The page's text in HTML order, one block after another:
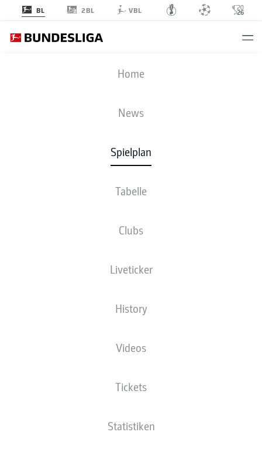
BL 2BL VBL
Home
News
Spielplan
Tabelle
Clubs
Liveticker
History
Videos
Tickets
Statistiken
ELV
AUFSTELLUNGEN
Die Startaufstellung wird 60 Minuten vor